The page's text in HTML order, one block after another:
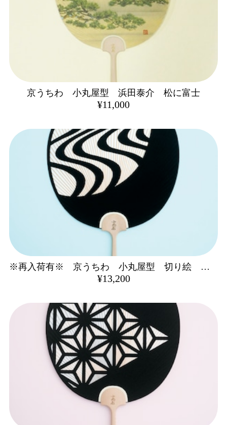
京うちわ 小丸屋型 浜田泰介 松に富士
¥11,000
※再入荷有※ 京うちわ 小丸屋型 切り絵 流水
¥13,200